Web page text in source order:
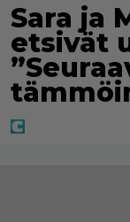
Sara ja
etsivät